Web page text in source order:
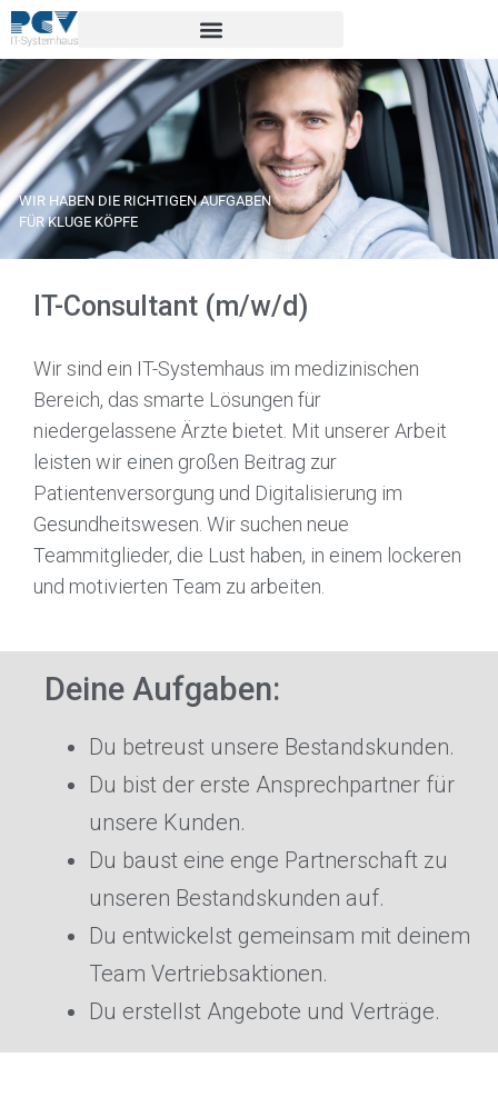
WIR HABEN DIE RICHTIGEN AUFGABEN
FÜR KLUGE KÖPFE
Zukunft
gestalten bei
PCV
IT-Consultant (m/w/d)
Wir sind ein IT-Systemhaus im medizinischen
Bereich, das smarte Lösungen für
niedergelassene Ärzte bietet. Mit unserer Arbeit
leisten wir einen großen Beitrag zur
Patientenversorgung und Digitalisierung im
Gesundheitswesen. Wir suchen neue
Teammitglieder, die Lust haben, in einem lockeren
und motivierten Team zu arbeiten.
Deine Aufgaben:
Du betreust unsere Bestandskunden.
Du bist der erste Ansprechpartner für
unsere Kunden.
Du baust eine enge Partnerschaft zu
unseren Bestandskunden auf.
Du entwickelst gemeinsam mit deinem
Team Vertriebsaktionen.
Du erstellst Angebote und Verträge.